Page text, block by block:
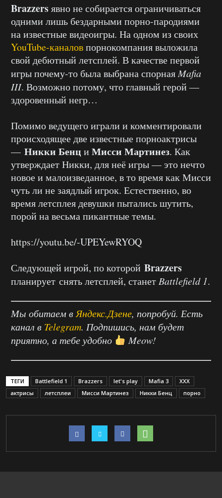
Brazzersявно не собирается ограничиваться
одними лишь бездарными порно-пародиями
на известные видеоигры. На одном из своих
YouTube-каналовпорнокомпания выложила
свой дебютный летсплей. В качестве первой
игры почему-то была выбрана спорнаяMafia
III. Возможно потому, что главный герой —
здоровенный негр…
Помимо ведущего играли и комментировали
происходящее две известные порноактрисы
— Никки Бенци Мисси Мартинез. Как
утверждает Никки, для неё игры — это нечто
новое и малоизведанное, в то время как Мисси
чуть ли не заядлый игрок. Естественно, во
время летсплея девушки пытались шутить,
порой на весьма пикантные темы.
https://youtu.be/-UPEYewRYOQ
Следующей игрой, по которой Brazzers
планирует снять летсплей, станет Battlefield1.
Мы обитаем в Яндекс.Дзене, попробуй. Есть
канал в Telegram. Подпишись, нам будет
приятно, а тебе удобно
Meow!
ТЕГИ Battlefield 1 Brazzers let's play Mafia 3
XXX
актрисы
летсплеи Мисси Мартинез Никки Бенц порно